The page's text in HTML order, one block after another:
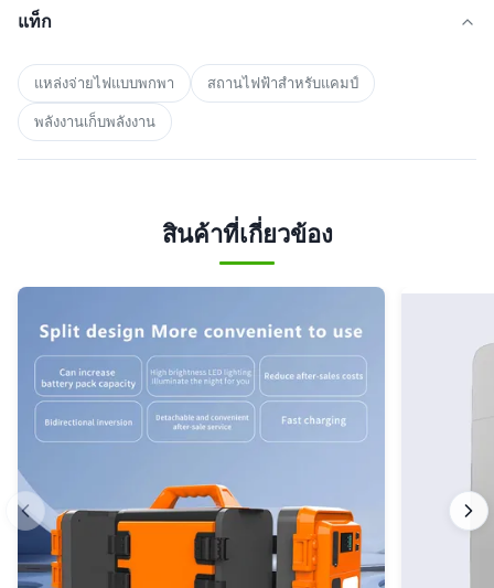
แท็ก
แหล่งจ่ายไฟแบบพกพา สถานไฟฟ้าสําหรับแคมป์
พลังงานเก็บพลังงาน
สินค้าที่เกี่ยวข้อง